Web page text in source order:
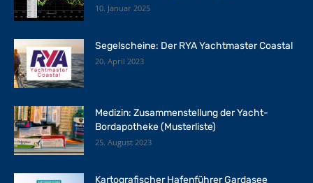
10. Januar 2025
Segelscheine: Der RYA Yachtmaster Coastal
20. April 2023
Medizin: Zusammenstellung der Yacht-
Bordapotheke (Musterliste)
25. August 2023
Kartografischer Hafenführer Gardasee